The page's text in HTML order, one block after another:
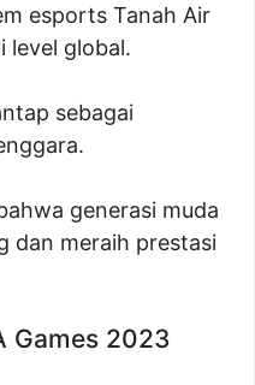
esports Tanah Air
level global.
sebagai
generasi muda
dan meraih prestasi
Games 2023